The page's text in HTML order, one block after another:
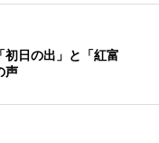
日の出」と「紅富
声